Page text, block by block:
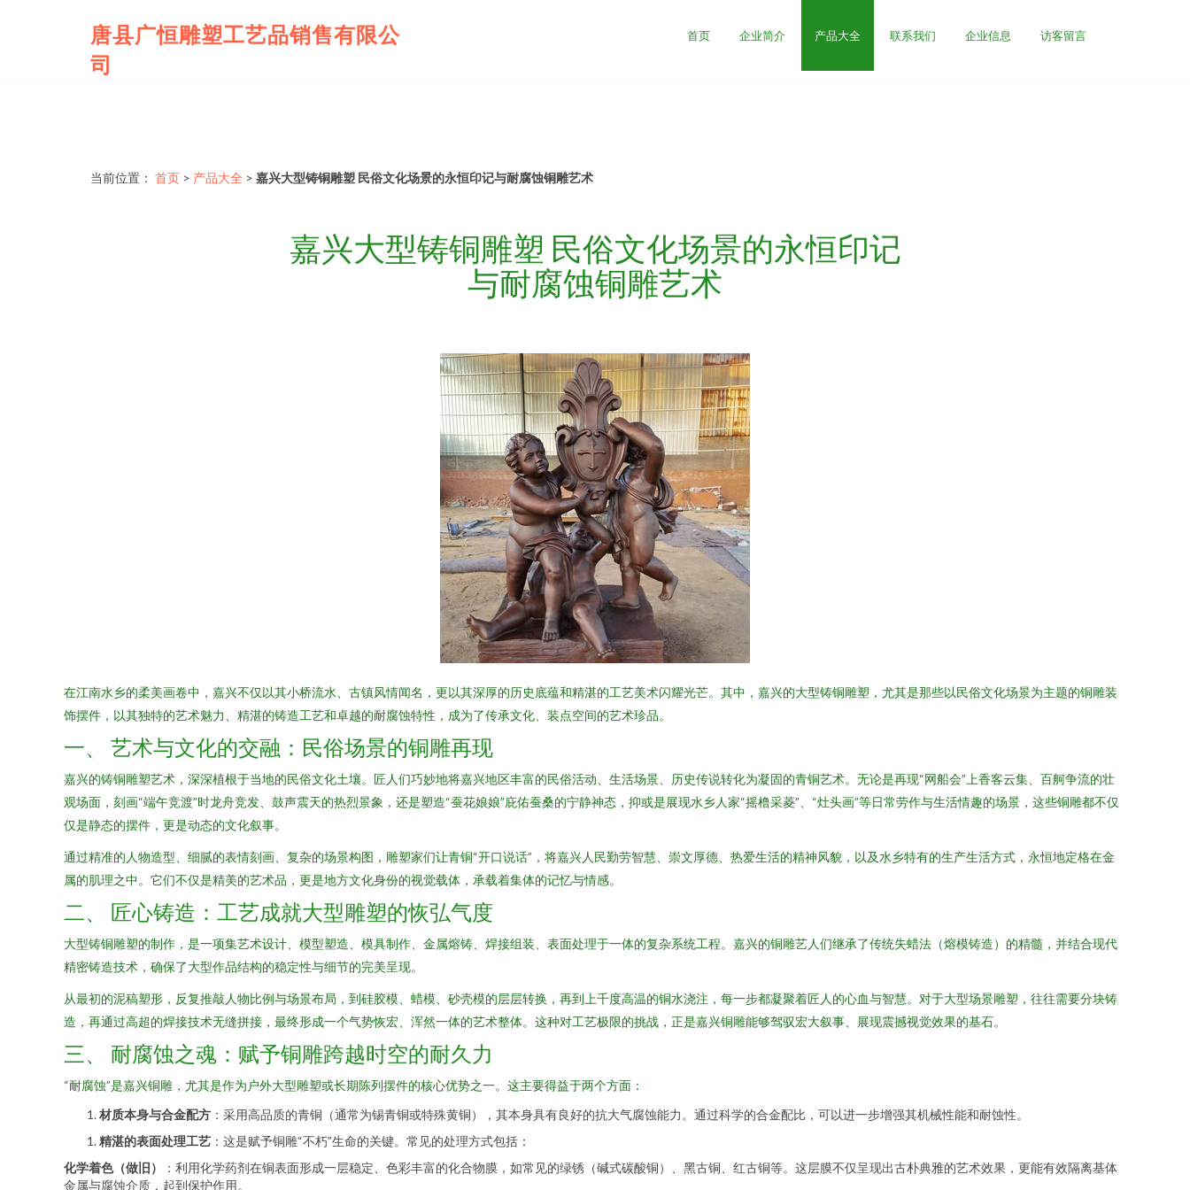
唐县广恒雕塑工艺品销售有限公
司
首页 企业简介 产品大全 联系我们 企业信息 访客留言
当前位置： 首页 > 产品大全 > 嘉兴大型铸铜雕塑 民俗文化场景的永恒印记与耐腐蚀铜雕艺术
嘉兴大型铸铜雕塑 民俗文化场景的永恒印记
与耐腐蚀铜雕艺术
在江南水乡的柔美画卷中，嘉兴不仅以其小桥流水、古镇风情闻名，更以其深厚的历史底蕴和精湛的工艺美术闪耀光芒。其中，嘉兴的大型铸铜雕塑，尤其是那些以民俗文化场景为主题的铜雕装
饰摆件，以其独特的艺术魅力、精湛的铸造工艺和卓越的耐腐蚀特性，成为了传承文化、装点空间的艺术珍品。
一、 艺术与文化的交融：民俗场景的铜雕再现
嘉兴的铸铜雕塑艺术，深深植根于当地的民俗文化土壤。匠人们巧妙地将嘉兴地区丰富的民俗活动、生活场景、历史传说转化为凝固的青铜艺术。无论是再现“网船会”上香客云集、百舸争流的壮
观场面，刻画“端午竞渡”时龙舟竞发、鼓声震天的热烈景象，还是塑造“蚕花娘娘”庇佑蚕桑的宁静神态，抑或是展现水乡人家“摇橹采菱”、“灶头画”等日常劳作与生活情趣的场景，这些铜雕都不仅
仅是静态的摆件，更是动态的文化叙事。
通过精准的人物造型、细腻的表情刻画、复杂的场景构图，雕塑家们让青铜“开口说话”，将嘉兴人民勤劳智慧、崇文厚德、热爱生活的精神风貌，以及水乡特有的生产生活方式，永恒地定格在金
属的肌理之中。它们不仅是精美的艺术品，更是地方文化身份的视觉载体，承载着集体的记忆与情感。
二、 匠心铸造：工艺成就大型雕塑的恢弘气度
大型铸铜雕塑的制作，是一项集艺术设计、模型塑造、模具制作、金属熔铸、焊接组装、表面处理于一体的复杂系统工程。嘉兴的铜雕艺人们继承了传统失蜡法（熔模铸造）的精髓，并结合现代
精密铸造技术，确保了大型作品结构的稳定性与细节的完美呈现。
从最初的泥稿塑形，反复推敲人物比例与场景布局，到硅胶模、蜡模、砂壳模的层层转换，再到上千度高温的铜水浇注，每一步都凝聚着匠人的心血与智慧。对于大型场景雕塑，往往需要分块铸
造，再通过高超的焊接技术无缝拼接，最终形成一个气势恢宏、浑然一体的艺术整体。这种对工艺极限的挑战，正是嘉兴铜雕能够驾驭宏大叙事、展现震撼视觉效果的基石。
三、 耐腐蚀之魂：赋予铜雕跨越时空的耐久力
“耐腐蚀”是嘉兴铜雕，尤其是作为户外大型雕塑或长期陈列摆件的核心优势之一。这主要得益于两个方面：
材质本身与合金配方 ：采用高品质的青铜（通常为锡青铜或特殊黄铜），其本身具有良好的抗大气腐蚀能力。通过科学的合金配比，可以进一步增强其机械性能和耐蚀性。
精湛的表面处理工艺 ：这是赋予铜雕“不朽”生命的关键。常见的处理方式包括：
化学着色（做旧）
：利用化学药剂在铜表面形成一层稳定、色彩丰富的化合物膜，如常见的绿锈（碱式碳酸铜）、黑古铜、红古铜等。这层膜不仅呈现出古朴典雅的艺术效果，更能有效隔离基体
金属与腐蚀介质，起到保护作用。